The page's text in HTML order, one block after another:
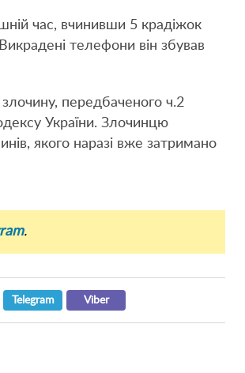
час, вчинивши 5 крадіжок
телефони він збував
передбаченого ч.2
України. Злочинцю
якого наразі вже затримано
.
Telegram Viber